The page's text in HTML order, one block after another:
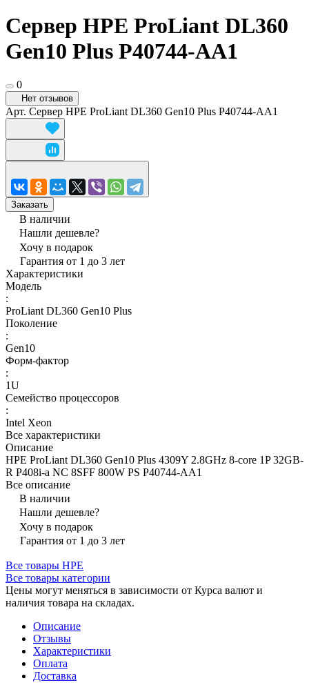
Сервер HPE ProLiant DL360
Gen10 Plus P40744-AA1
0
Нет отзывов
Арт. Сервер HPE ProLiant DL360 Gen10 Plus P40744-AA1
Заказать
В наличии
Нашли дешевле?
Хочу в подарок
Гарантия от 1 до 3 лет
Характеристики
Модель
:
ProLiant DL360 Gen10 Plus
Поколение
:
Gen10
Форм-фактор
:
1U
Семейство процессоров
:
Intel Xeon
Все характеристики
Описание
HPE ProLiant DL360 Gen10 Plus 4309Y 2.8GHz 8-core 1P 32GB-
R P408i-a NC 8SFF 800W PS P40744-AA1
Все описание
В наличии
Нашли дешевле?
Хочу в подарок
Гарантия от 1 до 3 лет
Все товары HPE
Все товары категории
Цены могут меняться в зависимости от Курса валют и
наличия товара на складах.
Описание
Отзывы
Характеристики
Оплата
Доставка